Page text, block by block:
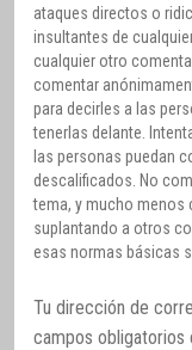
ataques directos o
insultantes de
cualquier otro
comentar
para decirles a las
tenerlas delante.
las personas puedan
descalificados. No
tema, y mucho menos
suplantando a otros
esas normas básicas
Tu dirección de
campos obligatorios